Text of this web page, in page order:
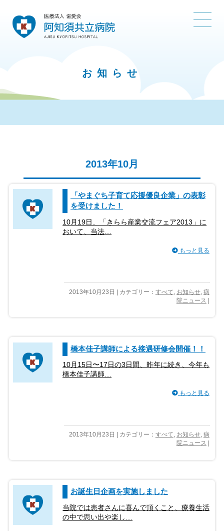
お知らせ
2013年10月
「やまぐち子育て応援優良企業」の表彰
を受けました！
10月19日、「きらら産業交流フェア2013」に
おいて、当法…
もっと見る
2013年10月23日 | カテゴリー： すべて, お知らせ, 病
院ニュース
橋本佳子講師による接遇研修会開催！！
10月15日〜17日の3日間、昨年に続き、今年も
橋本佳子講師…
もっと見る
2013年10月23日 | カテゴリー： すべて, お知らせ, 病
院ニュース
お誕生日企画を実施しました
当院では患者さんに喜んで頂くこと、療養生活
の中で思い出や楽し…